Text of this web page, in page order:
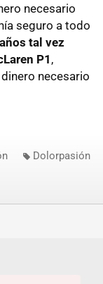
necesario
seguro a todo
tal vez
P1 ,
necesario
Dolorpasión